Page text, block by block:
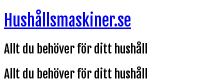
Hoppa
till
Hushållsmaskiner.se
Allt du behöver för ditt hushåll
Allt du behöver för ditt hushåll